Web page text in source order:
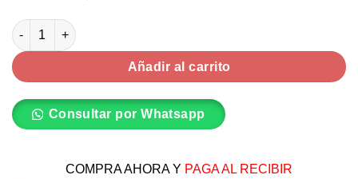
Rollo de papel camilla 57m cantidad
Añadir al carrito
Consultar por Whatsapp
COMPRA AHORA Y PAGA AL RECIBIR